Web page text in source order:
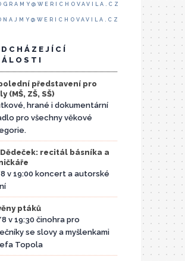
představení pro
(MŠ, ZŠ, SŠ)
hrané i dokumentární
pro všechny věkové
recitál básníka a
v 19:00 koncert a autorské
ptáků
v 19:30 činohra pro
se slovy a myšlenkami
Topola